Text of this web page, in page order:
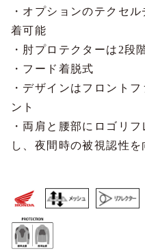
・オプションのテクセ
着可能
・肘プロテクターは 2段
・フード着脱式
・デザインはフロント
ント
・両肩と腰部にロゴリ
し、夜間時の被視認性を